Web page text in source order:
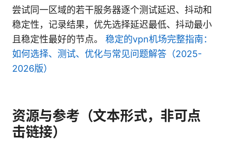
尝试同一区域的若干服务器逐个测试延迟、抖动和
稳定性，记录结果，优先选择延迟最低、抖动最小
且稳定性最好的节点。 稳定的vpn机场完整指南：
如何选择、测试、优化与常见问题解答（2025-
2026版）
资源与参考（文本形式，非可点
击链接）